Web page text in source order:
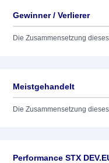
Gewinner / Verlierer
Die Zusammensetzung
Meistgehandelt
Die Zusammensetzung
Performance STX